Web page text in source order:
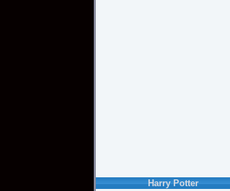
Harry Potter